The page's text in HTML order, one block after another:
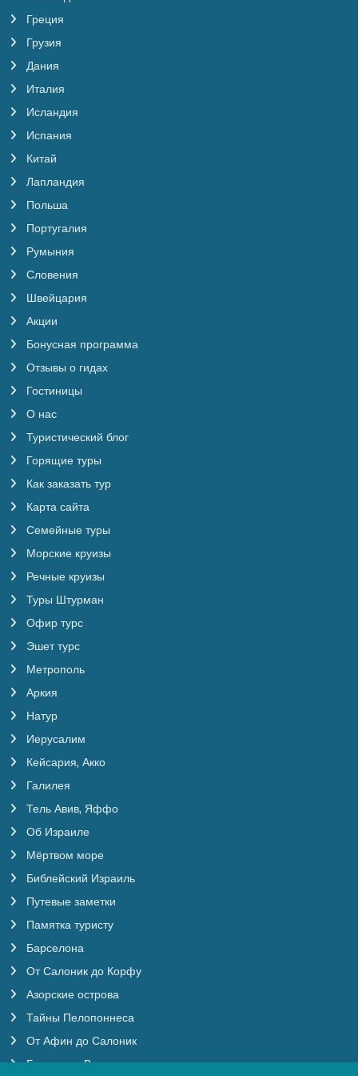
Греция
Грузия
Дания
Италия
Исландия
Испания
Китай
Лапландия
Польша
Португалия
Румыния
Словения
Швейцария
Акции
Бонусная программа
Отзывы о гидах
Гостиницы
О нас
Туристический блог
Горящие туры
Как заказать тур
Карта сайта
Семейные туры
Морские круизы
Речные круизы
Туры Штурман
Офир турс
Эшет турс
Метрополь
Аркия
Натур
Иерусалим
Кейсария, Акко
Галилея
Тель Авив, Яффо
Об Израиле
Мёртвом море
Библейский Израиль
Путевые заметки
Памятка туристу
Барселона
От Салоник до Корфу
Азорские острова
Тайны Пелопоннеса
От Афин до Салоник
Будапешт, Вена